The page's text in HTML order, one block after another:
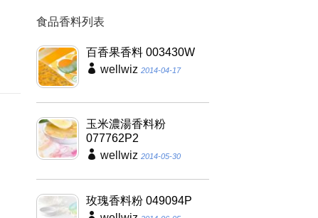
食品香料列表
百香果香料 003430W
wellwiz 2014-04-17
玉米濃湯香料粉
077762P2
wellwiz 2014-05-30
玫瑰香料粉 049094P